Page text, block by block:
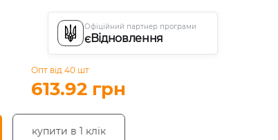
Офіційний партнер програми
єВідновлення
Опт від 40 шт
613.92 грн
купити в 1 клік